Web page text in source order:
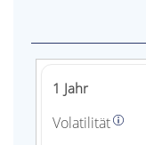
1 Jahr
Volatilität